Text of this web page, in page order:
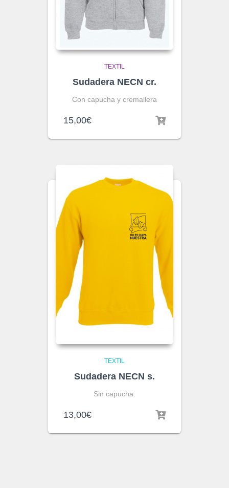
TEXTIL
Sudadera NECN cr.
Con capucha y cremallera
15,00€
TEXTIL
Sudadera NECN s.
Sin capucha.
13,00€